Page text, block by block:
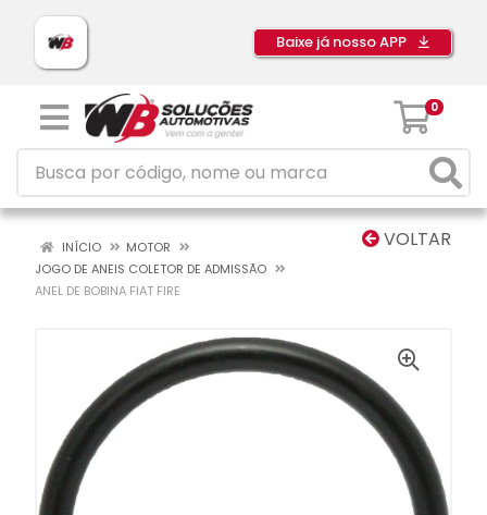
Baixe já nosso APP
0
VOLTAR
INÍCIO
MOTOR
JOGO DE ANEIS COLETOR DE ADMISSÃO
ANEL DE BOBINA FIAT FIRE